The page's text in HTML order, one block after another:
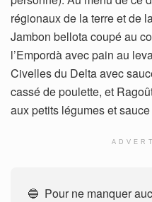
régionaux de la terre et de
Jambon bellota coupé au
l’Empordà avec pain au
Civelles du Delta avec
cassé de poulette, et
aux petits légumes et
🔵 Pour ne manquer